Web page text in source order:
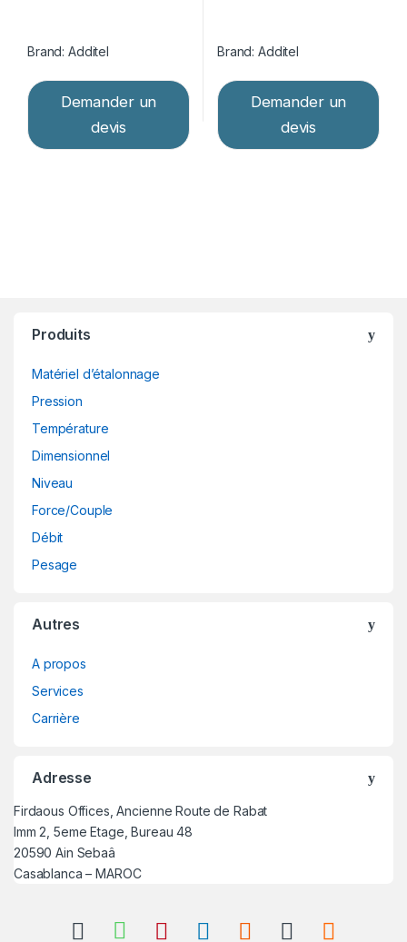
Brand:Additel
Demander un
devis
Brand:Additel
Demander un
devis
Produits
Matériel d’étalonnage
Pression
Température
Dimensionnel
Niveau
Force/Couple
Débit
Pesage
Autres
A propos
Services
Carrière
Adresse
Firdaous Offices, Ancienne Route de Rabat
Imm 2, 5eme Etage, Bureau 48
20590 Ain Sebaâ
Casablanca – MAROC